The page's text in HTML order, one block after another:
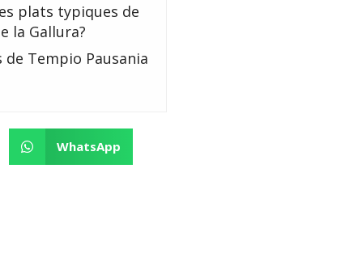
plats typiques de
la Gallura?
de Tempio Pausania
WhatsApp